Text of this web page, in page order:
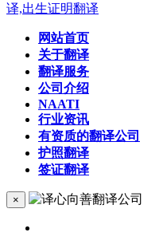
网站首页
关于翻译
翻译服务
公司介绍
NAATI
行业资讯
有资质的翻译公司
护照翻译
签证翻译
×